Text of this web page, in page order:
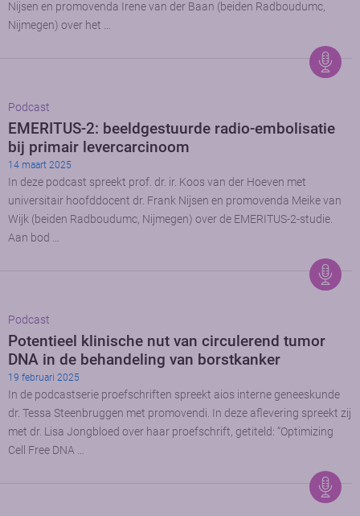
Nijsen en promovenda Irene van der Baan (beiden Radboudumc,
Nijmegen) over het …
Podcast
EMERITUS-2: beeldgestuurde radio-embolisatie
bij primair levercarcinoom
14 maart 2025
In deze podcast spreekt prof. dr. ir. Koos van der Hoeven met
universitair hoofddocent dr. Frank Nijsen en promovenda Meike van
Wijk (beiden Radboudumc, Nijmegen) over de EMERITUS-2-studie.
Aan bod …
Podcast
Potentieel klinische nut van circulerend tumor
DNA in de behandeling van borstkanker
19 februari 2025
In de podcastserie proefschriften spreekt aios interne geneeskunde
dr. Tessa Steenbruggen met promovendi. In deze aflevering spreekt zij
met dr. Lisa Jongbloed over haar proefschrift, getiteld: “Optimizing
Cell Free DNA …